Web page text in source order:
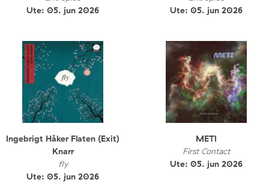
Ute: 05. jun 2026
Ute: 05. jun 2026
Ingebrigt Håker Flaten (Exit)
Knarr
fly
Ute: 05. jun 2026
METI
First Contact
Ute: 05. jun 2026